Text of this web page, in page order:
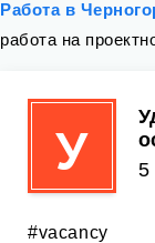
Работа в
работа на
У
5
#vacancy